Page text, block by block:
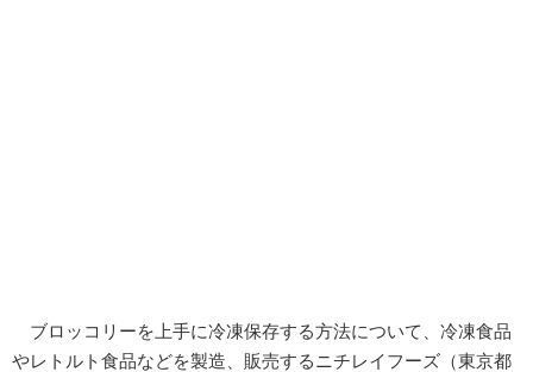
ブロッコリーを上手に冷凍保存する方法について、冷凍食品
やレトルト食品などを製造、販売するニチレイフーズ（東京都